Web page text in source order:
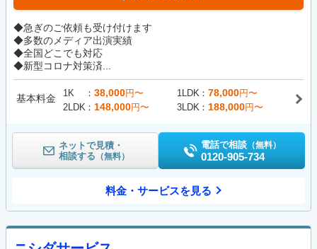
◆急ぎのご依頼も受け付けます
◆多数のメディア出演実績
◆全国どこでも対応
◆新型コロナ対策済...
基本料金 1K 38,000円〜 1LDK 78,000円〜
2LDK
148,000円〜 3LDK 188,000円〜
ネットで見積・
相談する （無料）
電話で相談 （無料）
0120-905-734
料金・サービスを見る